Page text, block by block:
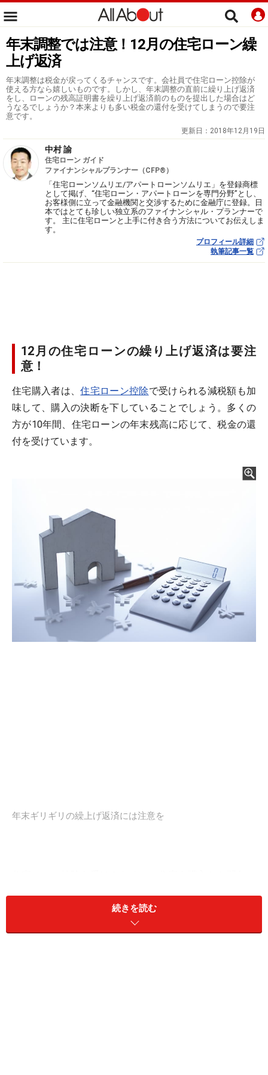
年末調整では注意！12月の住宅ローン繰
上げ返済
年末調整は税金が戻ってくるチャンスです。会社員で住宅ローン控除が
使える方なら嬉しいものです。しかし、年末調整の直前に繰り上げ返済
をし、ローンの残高証明書を繰り上げ返済前のものを提出した場合はど
うなるでしょうか？本来よりも多い税金の還付を受けてしまうので要注
意です。
更新日： 2018年12月19日
中村 諭
住宅ローン ガイド
ファイナンシャルプランナー（CFP®）
「住宅ローンソムリエ/アパートローンソムリエ」を登録商標
として掲げ、“住宅ローン・アパートローンを専門分野”とし、
お客様側に立って金融機関と交渉するために金融庁に登録。日
本ではとても珍しい独立系のファイナンシャル・プランナーで
す。 主に住宅ローンと上手に付き合う方法についてお伝えしま
す。
プロフィール詳細
執筆記事一覧
12月の住宅ローンの繰り上げ返済は要注
意！
住宅購入者は、住宅ローン控除で受けられる減税額も加
味して、購入の決断を下していることでしょう。多くの
方が10年間、住宅ローンの年末残高に応じて、税金の還
付を受けています。
年末ギリギリの繰上げ返済には注意を
き続き確定申告をしますが、会社員であれば、確定申告
は初年のみ。翌年からの残りの9年間はあなたに代わ
続きを読む